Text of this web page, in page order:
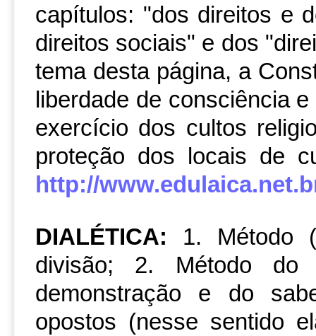
capítulos: "dos direitos e
direitos sociais" e dos
tema desta página, a
liberdade de consciência
exercício dos cultos
proteção dos locais de
http://
DIALÉTICA: 1. Método
divisão; 2. Método do
demonstração e do
opostos (nesse sentido